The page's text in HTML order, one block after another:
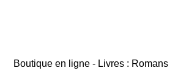
Boutique en ligne - Livres : Romans